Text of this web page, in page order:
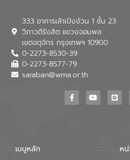
ใช้น้ำที่
การองค์
เพื่อสนั
ขณะที่
สมดุลท
333 อาคารเล้าเป้งง้วน 1 ชั้น 23
วิภาวดีรังสิต แขวงจอมพล
เขตจตุจักร กรุงเทพฯ 10900
0-2273-8530-39
0-2273-8577-79
saraban@wma.or.th
เมนูหลัก ห